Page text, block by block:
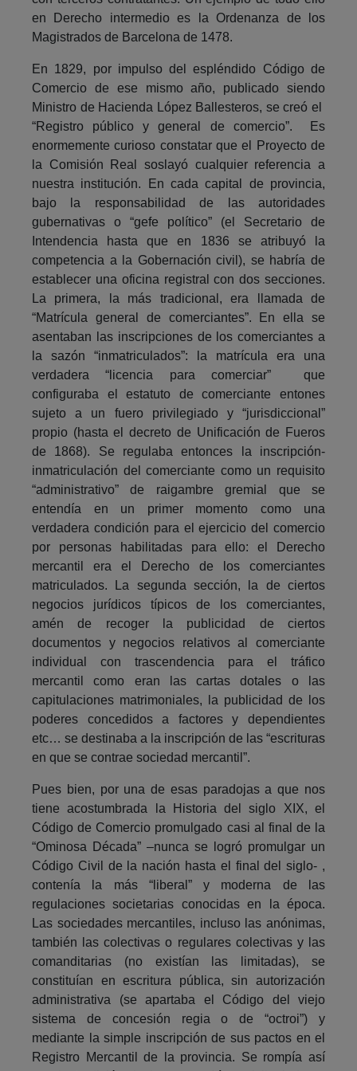
en Derecho intermedio es la Ordenanza de los
Magistrados de Barcelona de 1478.
En 1829, por impulso del espléndido Código de
Comercio de ese mismo año, publicado siendo
Ministro de Hacienda López Ballesteros, se creó el
“Registro público y general de comercio”. Es
enormemente curioso constatar que el Proyecto de
la Comisión Real soslayó cualquier referencia a
nuestra institución. En cada capital de provincia,
bajo la responsabilidad de las autoridades
gubernativas o “gefe político” (el Secretario de
Intendencia hasta que en 1836 se atribuyó la
competencia a la Gobernación civil), se habría de
establecer una oficina registral con dos secciones.
La primera, la más tradicional, era llamada de
“Matrícula general de comerciantes”. En ella se
asentaban las inscripciones de los comerciantes a
la sazón “inmatriculados”: la matrícula era una
verdadera “licencia para comerciar” que
configuraba el estatuto de comerciante entones
sujeto a un fuero privilegiado y “jurisdiccional”
propio (hasta el decreto de Unificación de Fueros
de 1868). Se regulaba entonces la inscripción-
inmatriculación del comerciante como un requisito
“administrativo” de raigambre gremial que se
entendía en un primer momento como una
verdadera condición para el ejercicio del comercio
por personas habilitadas para ello: el Derecho
mercantil era el Derecho de los comerciantes
matriculados. La segunda sección, la de ciertos
negocios jurídicos típicos de los comerciantes,
amén de recoger la publicidad de ciertos
documentos y negocios relativos al comerciante
individual con trascendencia para el tráfico
mercantil como eran las cartas dotales o las
capitulaciones matrimoniales, la publicidad de los
poderes concedidos a factores y dependientes
etc… se destinaba a la inscripción de las “escrituras
en que se contrae sociedad mercantil”.
Pues bien, por una de esas paradojas a que nos
tiene acostumbrada la Historia del siglo XIX, el
Código de Comercio promulgado casi al final de la
“Ominosa Década” –nunca se logró promulgar un
Código Civil de la nación hasta el final del siglo- ,
contenía la más “liberal” y moderna de las
regulaciones societarias conocidas en la época.
Las sociedades mercantiles, incluso las anónimas,
también las colectivas o regulares colectivas y las
comanditarias (no existían las limitadas), se
constituían en escritura pública, sin autorización
administrativa (se apartaba el Código del viejo
sistema de concesión regia o de “octroi”) y
mediante la simple inscripción de sus pactos en el
Registro Mercantil de la provincia. Se rompía así